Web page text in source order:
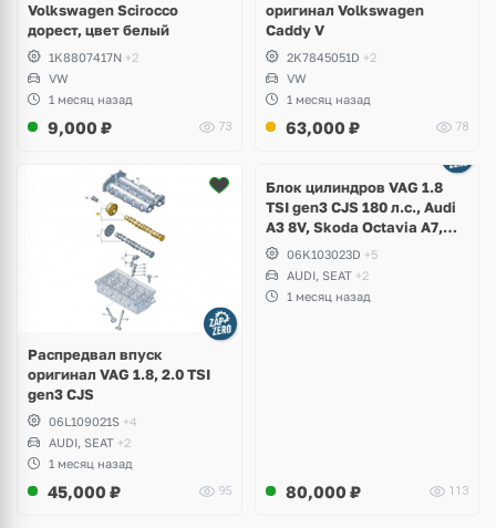
Volkswagen Scirocco
дорест, цвет белый
1K8807417N +2
VW
1 месяц назад
9,000 ₽ 73
оригинал Volkswagen
Caddy V
2K7845051D +2
VW
1 месяц назад
63,000 ₽ 78
Распредвал впуск
оригинал VAG 1.8, 2.0 TSI
gen3 CJS
06L109021S +4
AUDI, SEAT +2
1 месяц назад
45,000 ₽ 95
2 фото
Блок цилиндров VAG 1.8
TSI gen3 CJS 180 л.с., Audi
A3 8V, Skoda Octavia A7,
Superb, Volkswagen Passat
B8, Golf VII Alltrack, Seat
Leon
06K103023D +5
AUDI, SEAT +2
1 месяц назад
80,000 ₽ 113